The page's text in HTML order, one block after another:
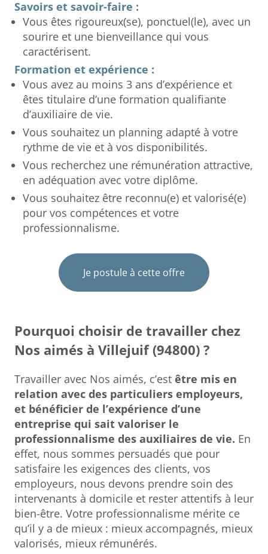
Savoirs et savoir-faire :
Vous êtes rigoureux(se), ponctuel(le), avec un
sourire et une bienveillance qui vous
caractérisent.
Formation et expérience :
Vous avez au moins 3 ans d’expérience et
êtes titulaire d’une formation qualifiante
d’auxiliaire de vie.
Vous souhaitez un planning adapté à votre
rythme de vie et à vos disponibilités.
Vous recherchez une rémunération attractive,
en adéquation avec votre diplôme.
Vous souhaitez être reconnu(e) et valorisé(e)
pour vos compétences et votre
professionnalisme.
Je postule à cette offre
Pourquoi choisir de travailler chez
Nos aimés à Villejuif (94800) ?
Travailler avec Nos aimés, c’est être mis en
relation avec des particuliers employeurs,
et bénéficier de l’expérience d’une
entreprise qui sait valoriser le
professionnalisme des auxiliaires de vie. En
effet, nous sommes persuadés que pour
satisfaire les exigences des clients, vos
employeurs, nous devons prendre soin des
intervenants à domicile et rester attentifs à leur
bien-être. Votre professionnalisme mérite ce
qu’il y a de mieux : mieux accompagnés, mieux
valorisés, mieux rémunérés.